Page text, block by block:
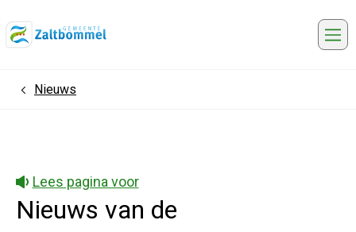
HomeNieuws
Lees pagina voor
Nieuws van de